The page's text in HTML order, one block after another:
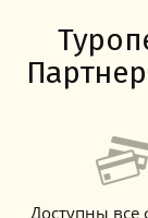
Доступны все